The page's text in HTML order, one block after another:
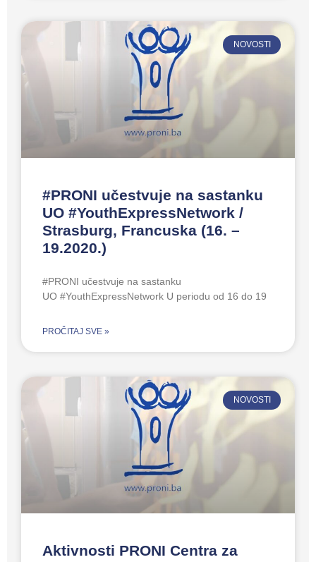
NOVOSTI
#PRONI učestvuje na sastanku
UO #YouthExpressNetwork /
Strasburg, Francuska (16. –
19.2020.)
#PRONI učestvuje na sastanku
UO #YouthExpressNetwork U periodu od 16 do 19
PROČITAJ SVE »
NOVOSTI
Aktivnosti PRONI Centra za